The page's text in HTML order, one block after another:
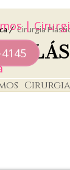
Cirurgia